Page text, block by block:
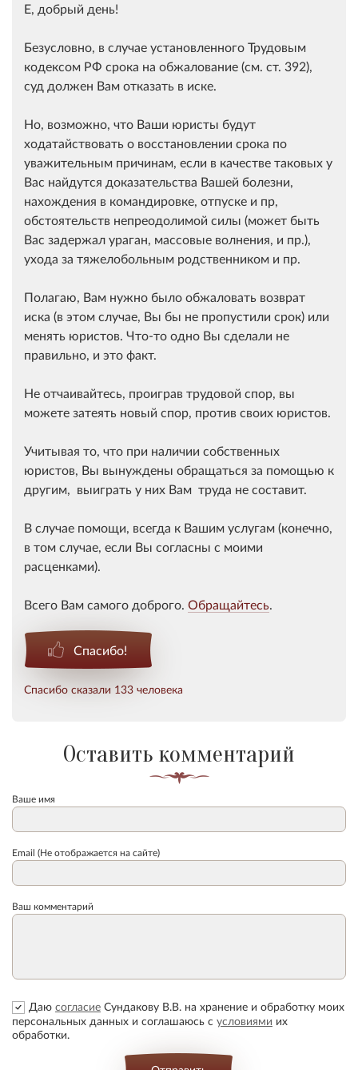
Е, добрый день!
Безусловно, в случае установленного Трудовым
кодексом РФ срока на обжалование (см. ст. 392),
суд должен Вам отказать в иске.
Но, возможно, что Ваши юристы будут
ходатайствовать о восстановлении срока по
уважительным причинам, если в качестве таковых у
Вас найдутся доказательства Вашей болезни,
нахождения в командировке, отпуске и пр,
обстоятельств непреодолимой силы (может быть
Вас задержал ураган, массовые волнения, и пр.),
ухода за тяжелобольным родственником и пр.
Полагаю, Вам нужно было обжаловать возврат
иска (в этом случае, Вы бы не пропустили срок) или
менять юристов. Что-то одно Вы сделали не
правильно, и это факт.
Не отчаивайтесь, проиграв трудовой спор, вы
можете затеять новый спор, против своих юристов.
Учитывая то, что при наличии собственных
юристов, Вы вынуждены обращаться за помощью к
другим, выиграть у них Вам труда не составит.
В случае помощи, всегда к Вашим услугам (конечно,
в том случае, если Вы согласны с моими
расценками).
Всего Вам самого доброго. Обращайтесь.
Спасибо!
Спасибо сказали 133 человека
Оставить комментарий
Ваше имя
Email (Не отображается на сайте)
Ваш комментарий
Даю согласие Сундакову В.В. на хранение и обработку моих
персональных данных и соглашаюсь с условиями их
обработки.